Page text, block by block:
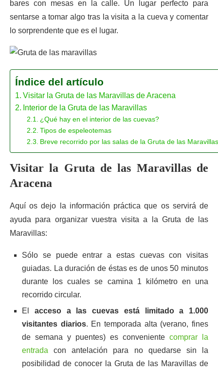
bares con mesas en la calle. Un lugar perfecto para
sentarse a tomar algo tras la visita a la cueva y comentar
lo sorprendente que es el lugar.
Índice del artículo
Visitar la Gruta de las Maravillas de Aracena
Interior de la Gruta de las Maravillas
¿Qué hay en el interior de las cuevas?
Tipos de espeleotemas
Breve recorrido por las salas de la Gruta de las Maravillas
Visitar la Gruta de las Maravillas de
Aracena
Aquí os dejo la información práctica que os servirá de
ayuda para organizar vuestra visita a la Gruta de las
Maravillas:
Sólo se puede entrar a estas cuevas con visitas
guiadas. La duración de éstas es de unos 50 minutos
durante los cuales se camina 1 kilómetro en una
recorrido circular.
El acceso a las cuevas está limitado a 1.000
visitantes diarios. En temporada alta (verano, fines
de semana y puentes) es conveniente comprar la
entrada con antelación para no quedarse sin la
posibilidad de conocer la Gruta de las Maravillas de